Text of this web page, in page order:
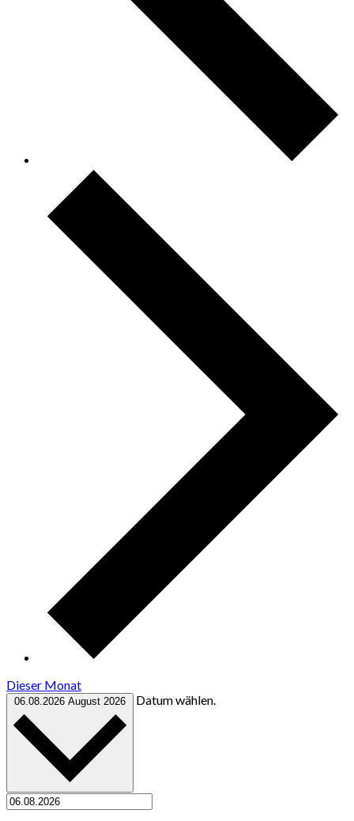
Dieser Monat
06.08.2026 August 2026 Datum wählen.